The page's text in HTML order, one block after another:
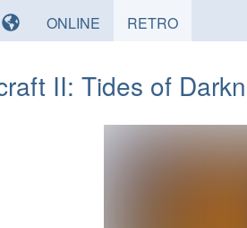
ONLINE HRYRETROHRY
II: Tides of